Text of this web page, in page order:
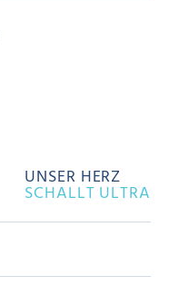
UNSER HERZ
SCHALLT ULTRA